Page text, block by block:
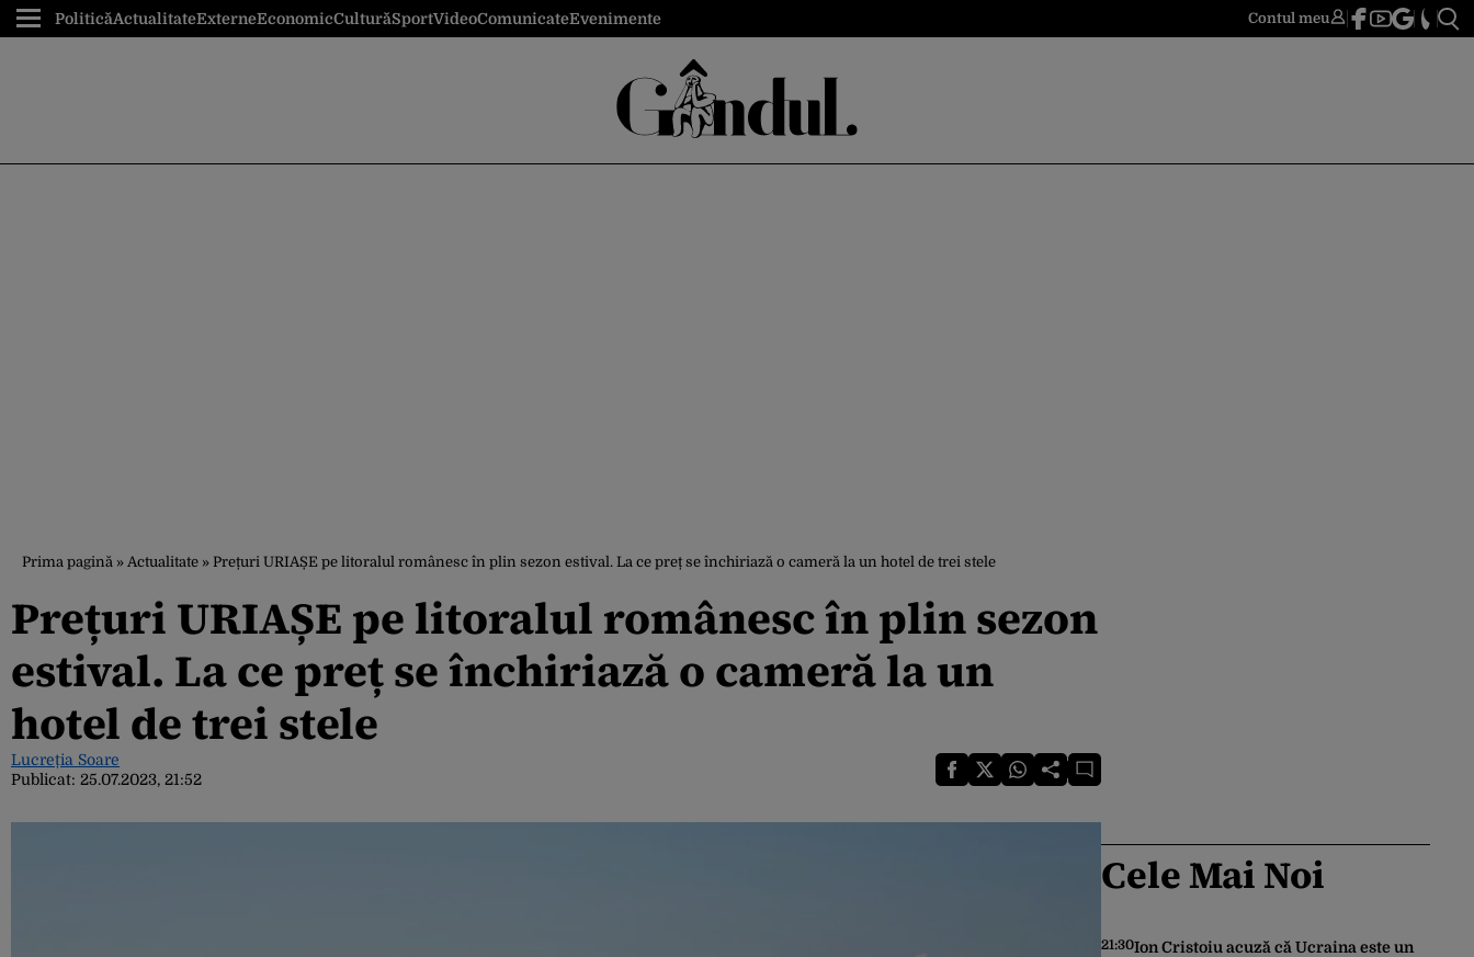
PoliticăActualitateExterneEconomicCulturăSportVideoComunicateEvenimente Contul meu
Prima pagină » Actualitate » Prețuri URIAȘE pe litoralul românesc în plin sezon estival. La ce preț se închiriază o cameră la un hotel de trei stele
Prețuri URIAȘE pe litoralul românesc în plin sezon
estival. La ce preț se închiriază o cameră la un
hotel de trei stele
Lucreția Soare
Publicat: 25.07.2023, 21:52
Cele Mai Noi
21:30Ion Cristoiu acuză că Ucraina este un